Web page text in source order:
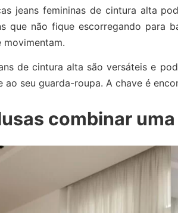
jeans femininas de cintura alta
que não fique escorregando para
movimentam.
de cintura alta são versáteis e
ao seu guarda-roupa. A chave é
combinar